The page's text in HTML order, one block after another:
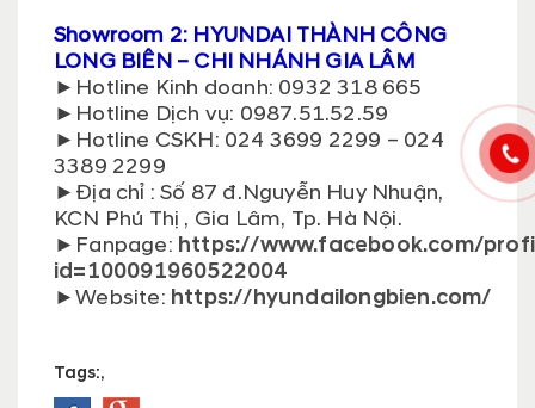
Showroom 2: HYUNDAI THÀNH CÔNG
LONG BIÊN – CHI NHÁNH GIA LÂM
► Hotline Kinh doanh: 0932 318 665
►Hotline Dịch vụ: 0987.51.52.59
► Hotline CSKH: 024 3699 2299 – 024
3389 2299
► Địa chỉ : Số 87 đ.Nguyễn Huy Nhuận,
KCN Phú Thị , Gia Lâm, Tp. Hà Nội.
► Fanpage: https://www.facebook.com/
id=100091960522004
►Website: https://hyundailongbien.com/
Tags:,